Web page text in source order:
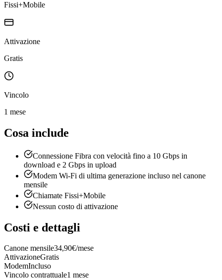
Fissi+Mobile
Attivazione
Gratis
Vincolo
1 mese
Cosa include
Connessione Fibra con velocità fino a 10 Gbps in
download e 2 Gbps in upload
Modem Wi-Fi di ultima generazione incluso nel canone
mensile
Chiamate Fissi+Mobile
Nessun costo di attivazione
Costi e dettagli
Canone mensile34,90€/mese
AttivazioneGratis
ModemIncluso
Vincolo contrattuale1 mese